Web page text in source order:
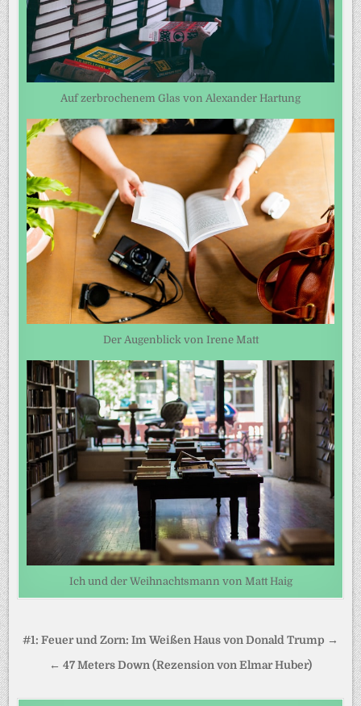
Auf zerbrochenem Glas von Alexander Hartung
Der Augenblick von Irene Matt
Ich und der Weihnachtsmann von Matt Haig
Beitragsnavigation
#1: Feuer und Zorn: Im Weißen Haus von Donald Trump →
← 47 Meters Down (Rezension von Elmar Huber)